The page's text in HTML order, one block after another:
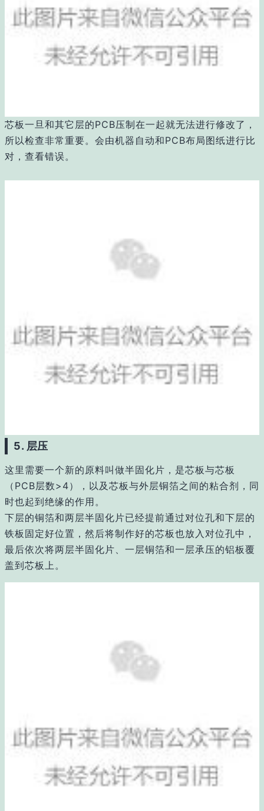
芯板一旦和其它层的PCB压制在一起就无法进行修改了，
所以检查非常重要。会由机器自动和PCB布局图纸进行比
对，查看错误。
5. 层压
这里需要一个新的原料叫做半固化片，是芯板与芯板
（PCB层数>4），以及芯板与外层铜箔之间的粘合剂，同
时也起到绝缘的作用。
下层的铜箔和两层半固化片已经提前通过对位孔和下层的
铁板固定好位置，然后将制作好的芯板也放入对位孔中，
最后依次将两层半固化片、一层铜箔和一层承压的铝板覆
盖到芯板上。